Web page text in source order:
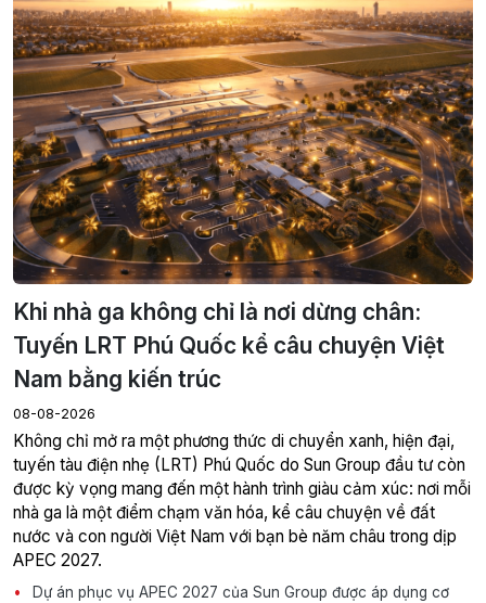
Khi nhà ga không chỉ là nơi dừng chân:
Tuyến LRT Phú Quốc kể câu chuyện Việt
Nam bằng kiến trúc
08-08-2026
Không chỉ mở ra một phương thức di chuyển xanh, hiện đại,
tuyến tàu điện nhẹ (LRT) Phú Quốc do Sun Group đầu tư còn
được kỳ vọng mang đến một hành trình giàu cảm xúc: nơi mỗi
nhà ga là một điểm chạm văn hóa, kể câu chuyện về đất
nước và con người Việt Nam với bạn bè năm châu trong dịp
APEC 2027.
Dự án phục vụ APEC 2027 của Sun Group được áp dụng cơ